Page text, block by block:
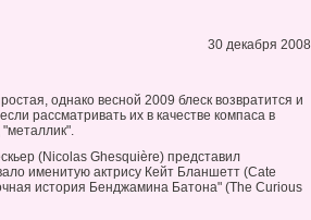
30 декабря 2008
однако весной 2009 блеск возвратится и
рассматривать их в качестве компаса в
(Nicolas Ghesquière) представил
именитую актрису Кейт Бланшетт (Cate
история Бенджамина Батона" (The Curious